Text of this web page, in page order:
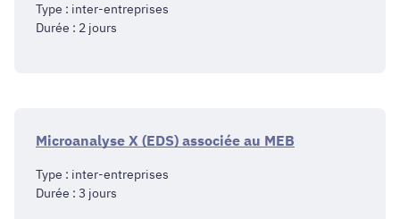
Type : inter-entreprises
Durée : 2 jours
Microanalyse X (EDS) associée au MEB
Type : inter-entreprises
Durée : 3 jours